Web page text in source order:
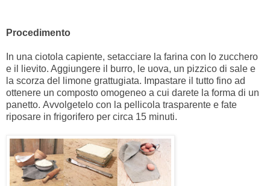
Procedimento
In una ciotola capiente, setacciare la farina con lo zucchero
e il lievito. Aggiungere il burro, le uova, un pizzico di sale e
la scorza del limone grattugiata. Impastare il tutto fino ad
ottenere un composto omogeneo a cui darete la forma di un
panetto. Avvolgetelo con la pellicola trasparente e fate
riposare in frigorifero per circa 15 minuti.